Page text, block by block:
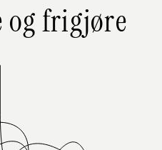
og frigjøre